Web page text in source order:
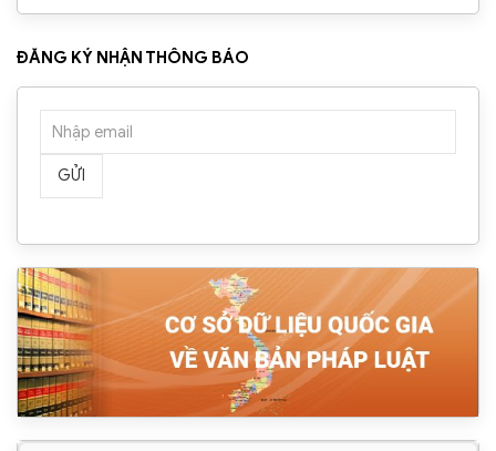
ĐĂNG KÝ NHẬN THÔNG BÁO
GỬI